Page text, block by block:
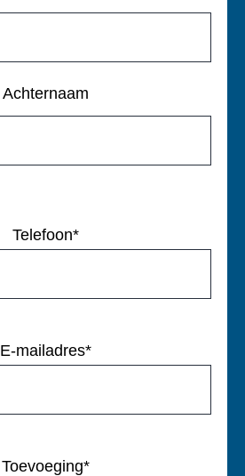
Achternaam
Telefoon*
E-mailadres*
Toevoeging*